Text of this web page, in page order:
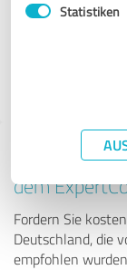
Statistiken
Tipp: Die
dem
Fordern Sie
Deutschland, die
empfohlen